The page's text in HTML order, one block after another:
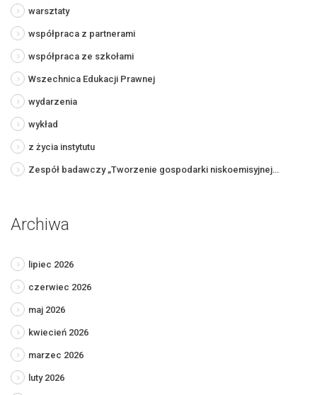
warsztaty
współpraca z partnerami
współpraca ze szkołami
Wszechnica Edukacji Prawnej
wydarzenia
wykład
z życia instytutu
Zespół badawczy „Tworzenie gospodarki niskoemisyjnej…
Archiwa
lipiec 2026
czerwiec 2026
maj 2026
kwiecień 2026
marzec 2026
luty 2026